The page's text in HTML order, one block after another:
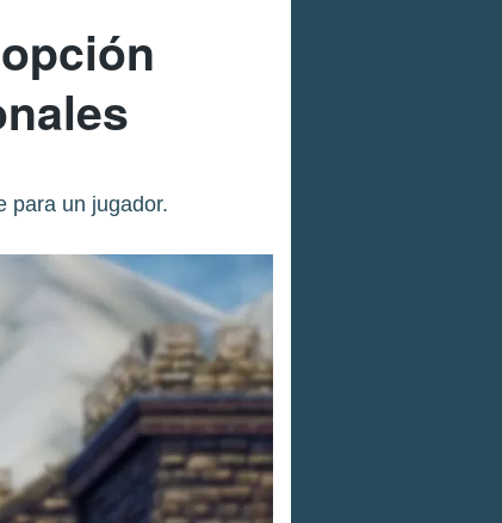
para un jugador.